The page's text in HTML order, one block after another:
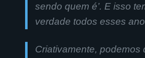
sendo quem é’. E isso
verdade todos esses
Criativamente, podemos